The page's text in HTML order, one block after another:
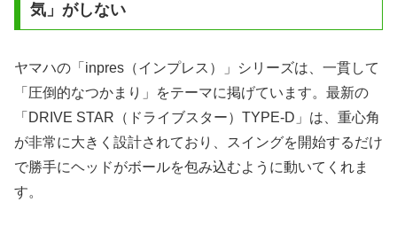
気」がしない
ヤマハの「inpres（インプレス）」シリーズは、一貫して
「圧倒的なつかまり」をテーマに掲げています。最新の
「DRIVE STAR（ドライブスター）TYPE-D」は、重心角
が非常に大きく設計されており、スイングを開始するだけ
で勝手にヘッドがボールを包み込むように動いてくれま
す。